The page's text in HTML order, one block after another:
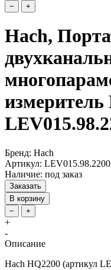
− +
Hach,
измеритель
Бренд: Hach
Артикул:
Наличие: под заказ
Заказать
В корзину
−
+
+
-
Описание
Hach HQ2200 (артикул